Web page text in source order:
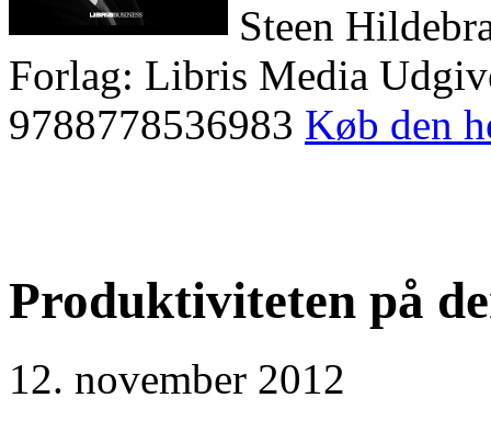
Steen
Forlag: Libris Media
9788778536983 Køb den
Produktiviteten på
12. november 2012